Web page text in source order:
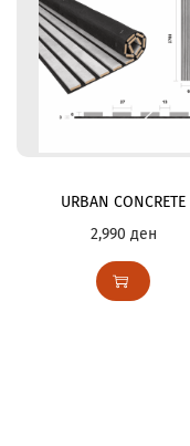
URBAN CONCRETE
2,990 ден